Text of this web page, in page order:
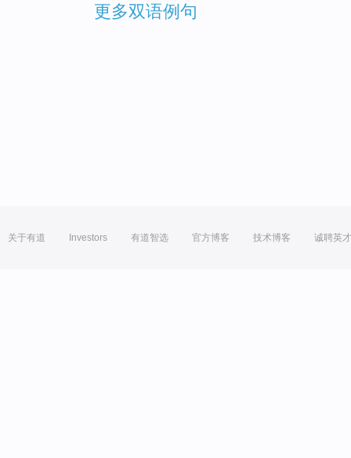
更多双语例句
关于有道 Investors 有道智选 官方博客 技术博客 诚聘英才